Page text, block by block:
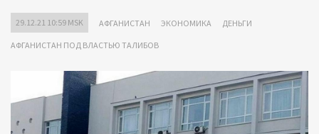
29.12.21 10:59 MSK АФГАНИСТАН ЭКОНОМИКА ДЕНЬГИ
АФГАНИСТАН ПОД ВЛАСТЬЮ ТАЛИБОВ